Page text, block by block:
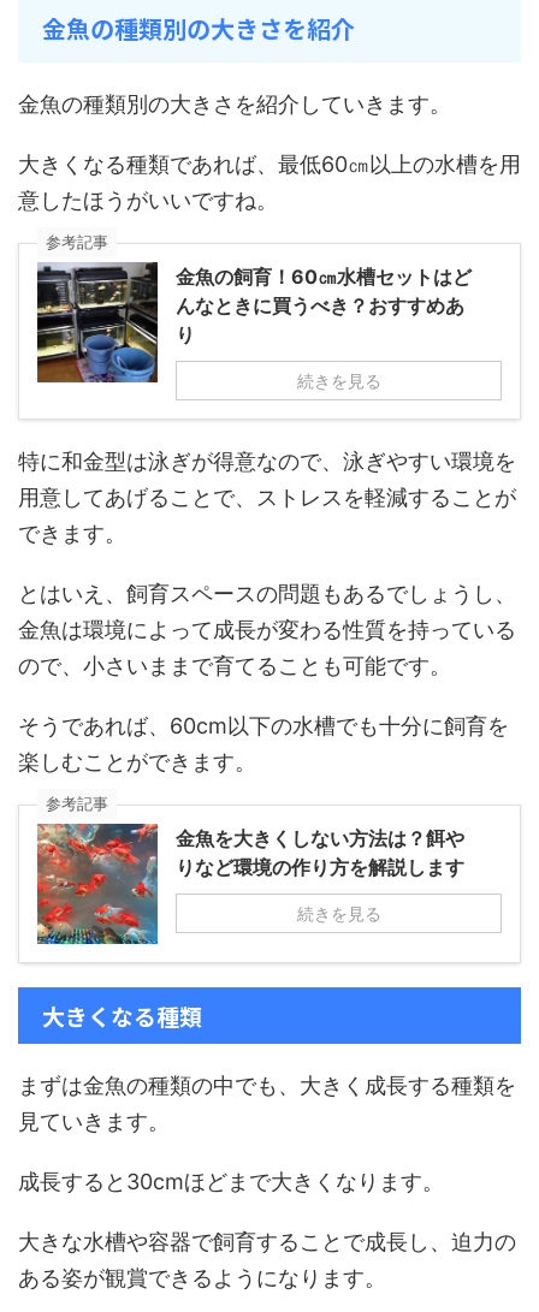
金魚の種類別の大きさを紹介
金魚の種類別の大きさを紹介していきます。
大きくなる種類であれば、最低60㎝以上の水槽を用
意したほうがいいですね。
参考記事
金魚の飼育！60㎝水槽セットはど
んなときに買うべき？おすすめあ
り
続きを見る
特に和金型は泳ぎが得意なので、泳ぎやすい環境を
用意してあげることで、ストレスを軽減することが
できます。
とはいえ、飼育スペースの問題もあるでしょうし、
金魚は環境によって成長が変わる性質を持っている
ので、小さいままで育てることも可能です。
そうであれば、60cm以下の水槽でも十分に飼育を
楽しむことができます。
参考記事
金魚を大きくしない方法は？餌や
りなど環境の作り方を解説します
続きを見る
大きくなる種類
まずは金魚の種類の中でも、大きく成長する種類を
見ていきます。
成長すると30cmほどまで大きくなります。
大きな水槽や容器で飼育することで成長し、迫力の
ある姿が観賞できるようになります。